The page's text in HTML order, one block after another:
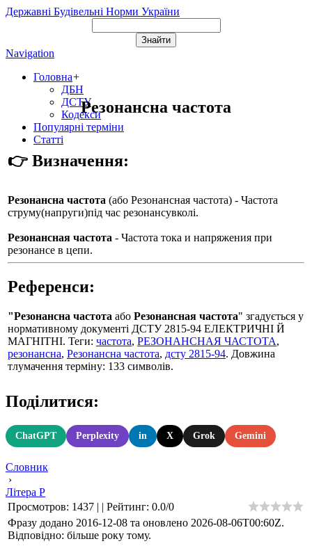
Державні Будівельні Норми України
Navigation
Головна+
ДБН
ДСТУ
Кодекси
Популярні терміни
Статті
Резонансна частота
👉 Визначення:
Резонансна частота (або Резонансная частота) - Частота
струму(напруги)під час резонансувколі.
Резонансная частота - Частота тока и напряжения при
резонансе в цепи.
Референси:
"Резонансна частота або Резонансная частота" згадується у
нормативному документі ДСТУ 2815-94 ЕЛЕКТРИЧНІ Й
МАГНІТНІ. Теги: частота, РЕЗОНАНСНАЯ ЧАСТОТА,
резонансна, Резонансна частота, дсту 2815-94. Довжина
тлумачення терміну: 133 символів.
Поділитися:
ChatGPT Perplexity in X Grok Gemini
Словник
›
Літера Р
Просмотров: 1437 | | Рейтинг: 0.0/0
Фразу додано 2016-12-08 та оновлено 2026-08-06T00:60Z.
Відповідно: більше року тому.